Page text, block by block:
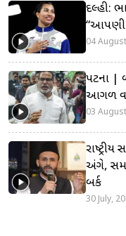
દિલ્હી:
“આપણી
04
પટના |
આગળ
03
અંગે,
બર્ક
30 July,